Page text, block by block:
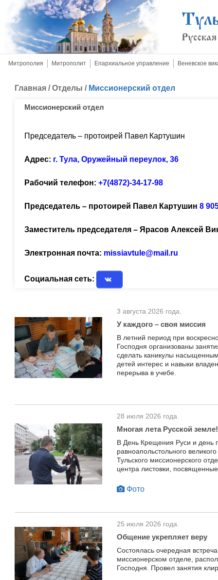
Митрополия Митрополит Епархиальное управление Веневское
Главная /Отделы / Миссионерский отдел
Миссионерский отдел
Председатель – протоирей Павел Картушин
Адрес: г. Тула, Оружейный переулок, 36
Рабочий телефон: +7(4872)-34-17-98
Председатель – протоирей Павел Картушин 8
Заместитель председателя – Ярасов Алексей
Электронная почта: missiavtule@mail.ru
Социальная сеть:
3 августа 2026 года.
У каждого – своя миссия
В летний период при
Господня организованы
сделать каникулы
детей интерес и навыки
перерыва в учебе.
28 июля 2026 года.
Многая лета Русской земле!
В День Крещения Руси и день
равноапольстольного
Тульского миссионерского
центра листовки,
Фото
25 июля 2026 года.
Общение укрепляет веру
Состоялась очередная
миссионерском отделе,
Господня. Провел занятия